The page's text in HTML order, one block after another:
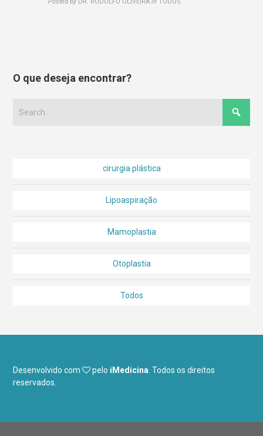
O que deseja encontrar?
cirurgia plástica
Lipoaspiração
Mamoplastia
Otoplastia
Todos
Desenvolvido com pelo iMedicina Todos os direitos
reservados.